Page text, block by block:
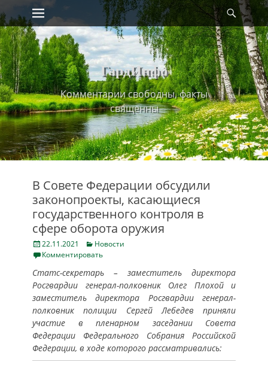
Skip
to
content
Primary Menu
ГардИнфо
Комментарии свободны, факты
священны
В Совете Федерации обсудили
законопроекты, касающиеся
государственного контроля в
сфере оборота оружия
Posted
on
22.11.2021 Categories
Новости
Комментировать
Статс-секретарь – заместитель директора
Росгвардии генерал-полковник Олег Плохой и
заместитель директора Росгвардии генерал-
полковник полиции Сергей Лебедев приняли
участие в пленарном заседании Совета
Федерации Федерального Собрания Российской
Федерации, в ходе которого рассматривались: